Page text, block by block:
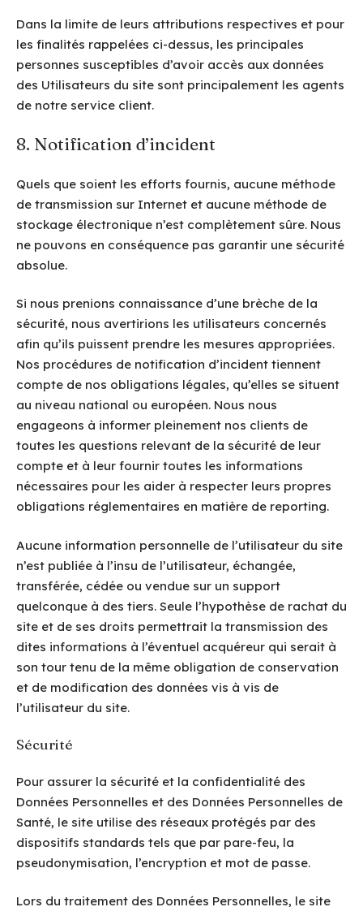
Dans la limite de leurs attributions respectives et pour
les finalités rappelées ci-dessus, les principales
personnes susceptibles d’avoir accès aux données
des Utilisateurs du site sont principalement les agents
de notre service client.
8. Notification d’incident
Quels que soient les efforts fournis, aucune méthode
de transmission sur Internet et aucune méthode de
stockage électronique n’est complètement sûre. Nous
ne pouvons en conséquence pas garantir une sécurité
absolue.
Si nous prenions connaissance d’une brèche de la
sécurité, nous avertirions les utilisateurs concernés
afin qu’ils puissent prendre les mesures appropriées.
Nos procédures de notification d’incident tiennent
compte de nos obligations légales, qu’elles se situent
au niveau national ou européen. Nous nous
engageons à informer pleinement nos clients de
toutes les questions relevant de la sécurité de leur
compte et à leur fournir toutes les informations
nécessaires pour les aider à respecter leurs propres
obligations réglementaires en matière de reporting.
Aucune information personnelle de l’utilisateur du site
n’est publiée à l’insu de l’utilisateur, échangée,
transférée, cédée ou vendue sur un support
quelconque à des tiers. Seule l’hypothèse de rachat du
site et de ses droits permettrait la transmission des
dites informations à l’éventuel acquéreur qui serait à
son tour tenu de la même obligation de conservation
et de modification des données vis à vis de
l’utilisateur du site.
Sécurité
Pour assurer la sécurité et la confidentialité des
Données Personnelles et des Données Personnelles de
Santé, le site utilise des réseaux protégés par des
dispositifs standards tels que par pare-feu, la
pseudonymisation, l’encryption et mot de passe.
Lors du traitement des Données Personnelles, le site